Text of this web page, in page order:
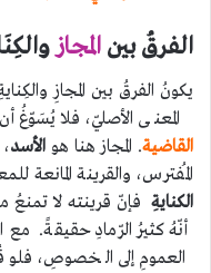
الفرقُ بين المجاز
يكونُ الفرقُ بين المجازِ
المعنى الأصليّ، فلا يُسَوّغُ
القاضية. المجاز هنا هو الأسد
المُفترس، والقرينة المانعة
الكنايةِ فإنّ قرينته لا تمنعُ
أنّهُ كثيرُ الرّمادِ حقيقةً. مع
العمومِ إلى الخصوصِ،